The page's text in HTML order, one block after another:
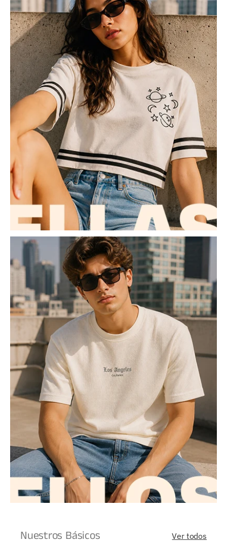
Nuestros Básicos Ver todos